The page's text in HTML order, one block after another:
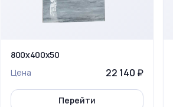
800х400х50
Цена
22 140 ₽
Перейти